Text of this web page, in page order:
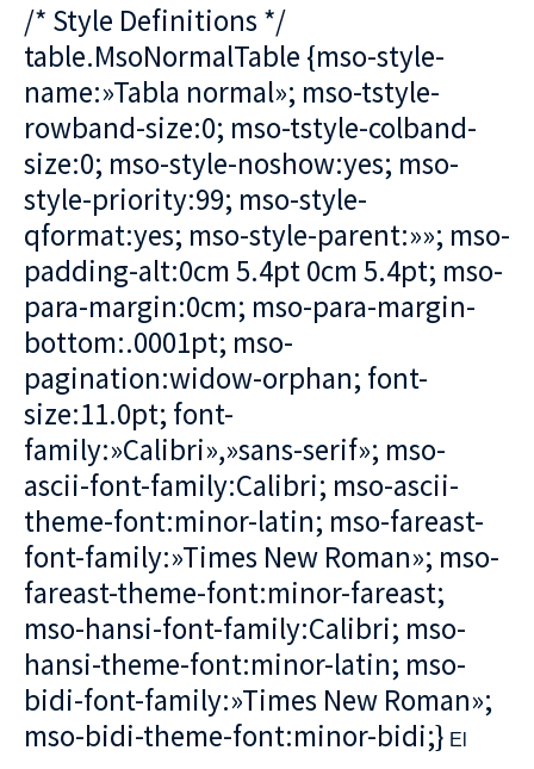
/* Style Definitions */
table.MsoNormalTable {mso-style-
name:»Tabla normal»; mso-tstyle-
rowband-size:0; mso-tstyle-colband-
size:0; mso-style-noshow:yes; mso-
style-priority:99; mso-style-
qformat:yes; mso-style-parent:»»; mso-
padding-alt:0cm 5.4pt 0cm 5.4pt; mso-
para-margin:0cm; mso-para-margin-
bottom:.0001pt; mso-
pagination:widow-orphan; font-
size:11.0pt; font-
family:»Calibri»,»sans-serif»; mso-
ascii-font-family:Calibri; mso-ascii-
theme-font:minor-latin; mso-fareast-
font-family:»Times New Roman»; mso-
fareast-theme-font:minor-fareast;
mso-hansi-font-family:Calibri; mso-
hansi-theme-font:minor-latin; mso-
bidi-font-family:»Times New Roman»;
mso-bidi-theme-font:minor-bidi;} El